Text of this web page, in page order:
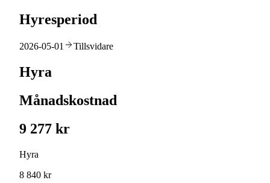
Hyresperiod
2026-05-01 Tillsvidare
Hyra
Månadskostnad
9 277 kr
Hyra
8 840 kr